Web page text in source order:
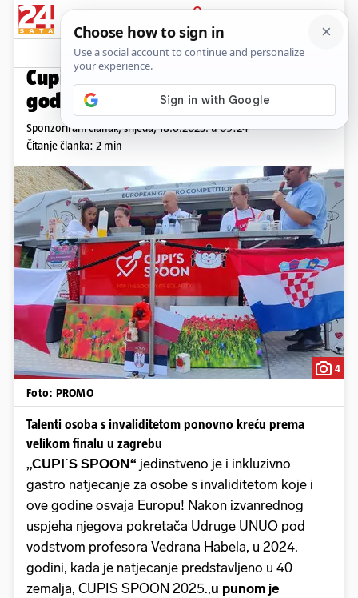
PRIJAVA
Promo sadržaj
Cupi`s Spoon 2025., treću
godinu za redom osvaja Europu
Sponzorirani članak,srijeda, 18.6.2025. u 09:24
Čitanje članka: 2 min
4
Foto: PROMO
Talenti osoba s invaliditetom ponovno kreću prema
velikom finalu u zagrebu
„CUPI`S SPOON“ jedinstveno je i inkluzivno
gastro natjecanje za osobe s invaliditetom koje i
ove godine osvaja Europu! Nakon izvanrednog
uspjeha njegova pokretača Udruge UNUO pod
vodstvom profesora Vedrana Habela, u 2024.
godini, kada je natjecanje predstavljeno u 40
zemalja, CUPIS SPOON 2025.,u punom je